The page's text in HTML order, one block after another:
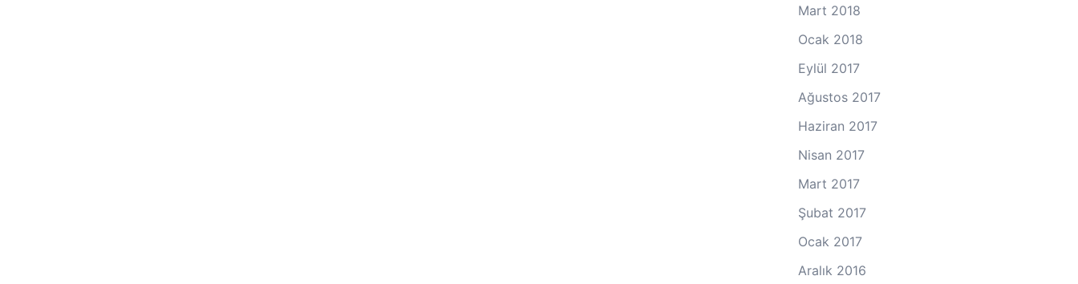
Mart 2018
Ocak 2018
Eylül 2017
Ağustos 2017
Haziran 2017
Nisan 2017
Mart 2017
Şubat 2017
Ocak 2017
Aralık 2016